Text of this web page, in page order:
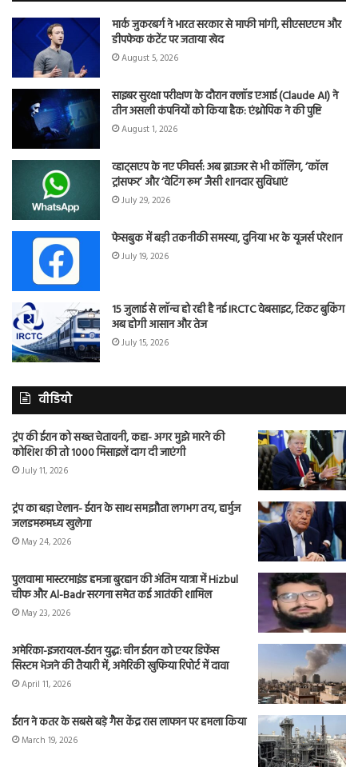
मार्क जुकरबर्ग ने भारत सरकार से माफी मांगी, सीएसएएम और
डीपफेक कंटेंट पर जताया खेद
August 5, 2026
साइबर सुरक्षा परीक्षण के दौरान क्लॉड एआई (Claude AI) ने
तीन असली कंपनियों को किया हैक: एंथ्रोपिक ने की पुष्टि
August 1, 2026
व्हाट्सएप के नए फीचर्स: अब ब्राउजर से भी कॉलिंग, ‘कॉल
ट्रांसफर’ और ‘वेटिंग रूम’ जैसी शानदार सुविधाएं
July 29, 2026
फेसबुक में बड़ी तकनीकी समस्या, दुनिया भर के यूजर्स परेशान
July 19, 2026
15 जुलाई से लॉन्च हो रही है नई IRCTC वेबसाइट, टिकट बुकिंग
अब होगी आसान और तेज
July 15, 2026
वीडियो
ट्रंप की ईरान को सख्त चेतावनी, कहा- अगर मुझे मारने की
कोशिश की तो 1000 मिसाइलें दाग दी जाएंगी
July 11, 2026
ट्रंप का बड़ा ऐलान- ईरान के साथ समझौता लगभग तय, हार्मुज
जलडमरूमध्य खुलेगा
May 24, 2026
पुलवामा मास्टरमाइंड हमजा बुरहान की अंतिम यात्रा में Hizbul
चीफ और Al-Badr सरगना समेत कई आतंकी शामिल
May 23, 2026
अमेरिका-इजरायल-ईरान युद्ध: चीन ईरान को एयर डिफेंस
सिस्टम भेजने की तैयारी में, अमेरिकी खुफिया रिपोर्ट में दावा
April 11, 2026
ईरान ने कतर के सबसे बड़े गैस केंद्र रास लाफान पर हमला किया
March 19, 2026